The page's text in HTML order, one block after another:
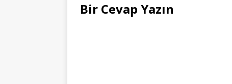
Bir Cevap Yazın